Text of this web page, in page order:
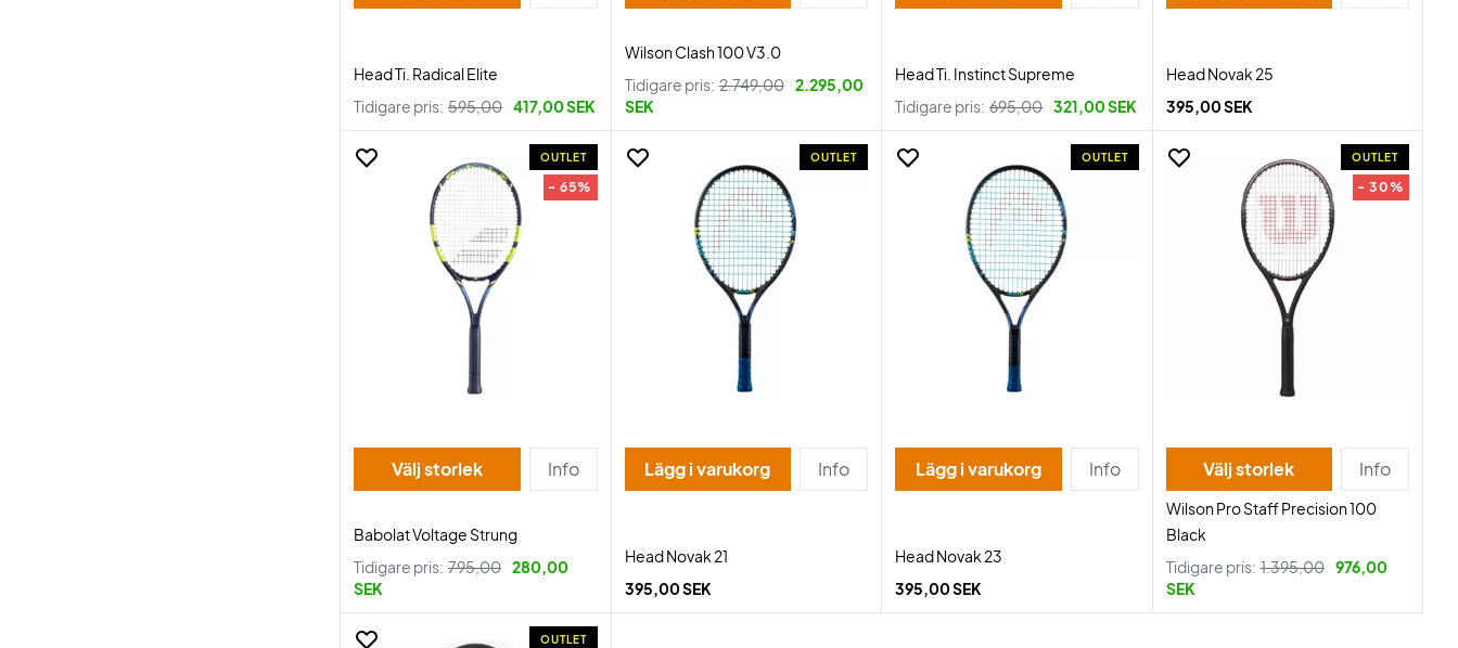
Head Ti. Radical Elite
Tidigare pris: 595,00 417,00 SEK
Wilson Clash 100 V3.0
Tidigare pris: 2.749,00 2.295,00
SEK
Head Ti. Instinct Supreme
Tidigare pris: 695,00 321,00 SEK
Head Novak 25
395,00 SEK
OUTLET
- 65%
Välj storlek Info
Babolat Voltage Strung
Tidigare pris: 795,00 280,00
SEK
OUTLET
Lägg i varukorg Info
Head Novak 21
395,00 SEK
OUTLET
Lägg i varukorg Info
Head Novak 23
395,00 SEK
OUTLET
- 30%
Välj storlek Info
Wilson Pro Staff Precision 100
Black
Tidigare pris: 1.395,00 976,00
SEK
OUTLET